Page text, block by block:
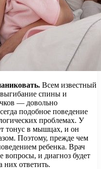
Всем известный
выгибание спины и
— довольно
подобное поведение
проблемах. У
тонус в мышцах, и он
Поэтому, прежде чем
ребенка. Врач
вопросы, и диагноз будет
них ответить.